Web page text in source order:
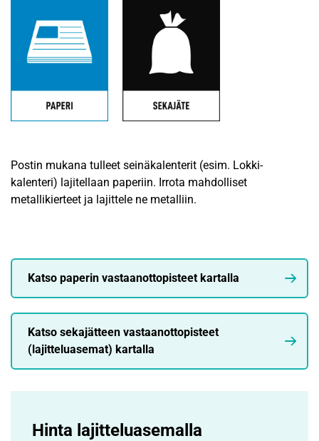
Postin mukana tulleet seinäkalenterit (esim. Lokki-
kalenteri) lajitellaan paperiin. Irrota mahdolliset
metallikierteet ja lajittele ne metalliin.
Katso paperin vastaanottopisteet kartalla
Katso sekajätteen vastaanottopisteet
(lajitteluasemat) kartalla
Hinta lajittelu­asemalla